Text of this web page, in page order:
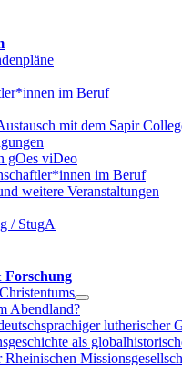
im Beruf
mit dem Sapir
gOes viDeo
im Beruf
weitere Veranstaltungen
/ StugA
Abendland?
lutherischer
als